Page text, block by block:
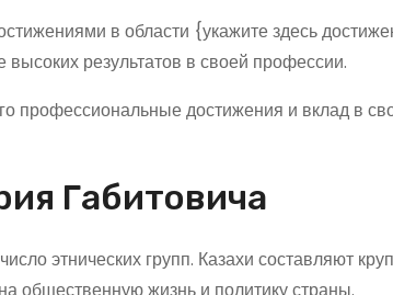
в области {укажите здесь
результатов в своей профессии.
профессиональные достижения и вклад в
Габитовича
этнических групп. Казахи составляют
общественную жизнь и политику страны.